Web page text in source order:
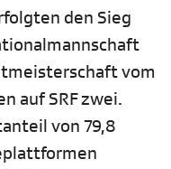
den Sieg
vom
auf SRF zwei.
von 79,8